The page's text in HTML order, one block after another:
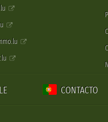
CONTACTO